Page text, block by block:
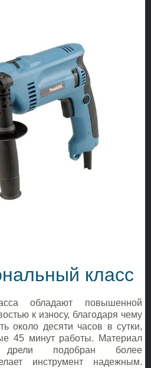
класс
обладают повышенной
к износу, благодаря чему
около десяти часов в сутки,
45 минут работы. Материал
дрели подобран более
инструмент надежным.